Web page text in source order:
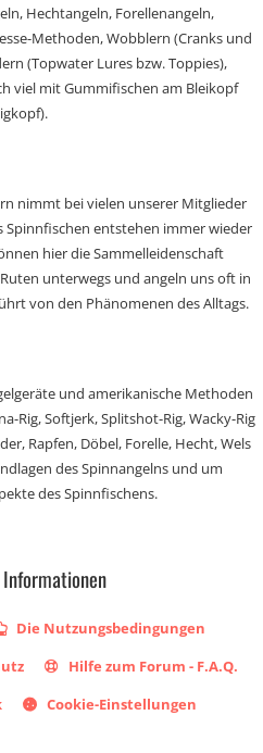
Hechtangeln, Forellenangeln,
Methoden, Wobblern (Cranks und
(Topwater Lures bzw. Toppies),
viel mit Gummifischen am Bleikopf
nimmt bei vielen unserer Mitglieder
Spinnfischen entstehen immer wieder
hier die Sammelleidenschaft
unterwegs und angeln uns oft in
von den Phänomenen des Alltags.
und amerikanische Methoden
Rig, Softjerk, Splitshot-Rig, Wacky-Rig
Rapfen, Döbel, Forelle, Hecht, Wels
des Spinnangelns und um
des Spinnfischens.
Die Nutzungsbedingungen
Hilfe zum Forum - F.A.Q.
Cookie-Einstellungen